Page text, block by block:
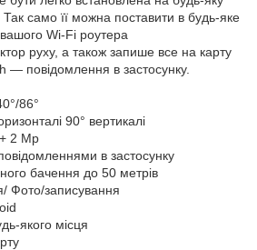
само її можна поставити в будь-яке
вашого Wi-Fi роутера
руху, а також запише все на карту
— повідомлення в застосунку.
86°
90° вертикалі
2 Мр
в застосунку
бачення до 50 метрів
Фото/записування
якого місця